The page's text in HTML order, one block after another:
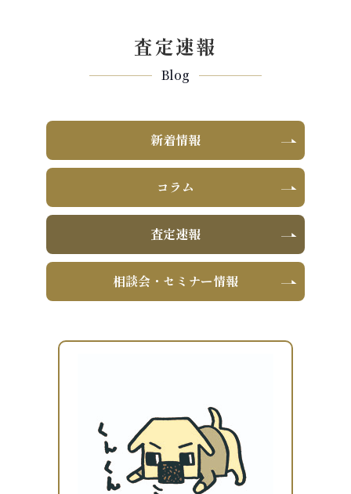
査定速報
Blog
新着情報
コラム
査定速報
相談会・セミナー情報